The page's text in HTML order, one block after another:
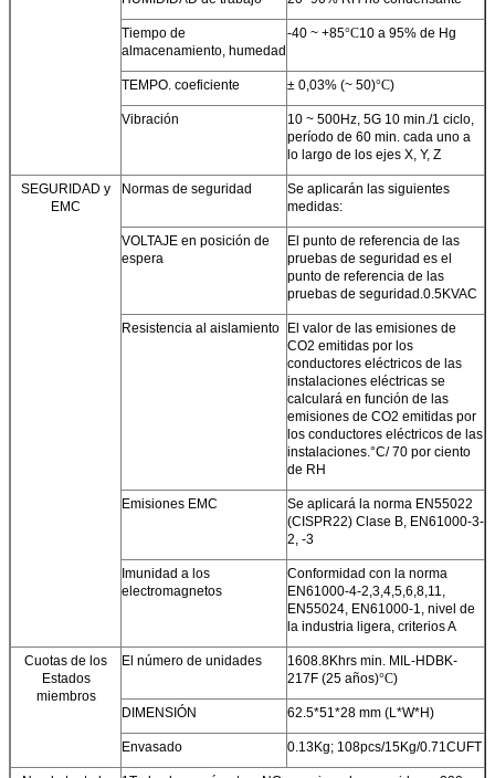
Tiempo de
almacenamiento, humedad
-40 ~ +85°C10 a 95% de Hg
TEMPO. coeficiente ± 0,03% (~ 50)°C)
Vibración
10 ~ 500Hz, 5G 10 min./1 ciclo,
período de 60 min. cada uno a
lo largo de los ejes X, Y, Z
SEGURIDAD y
EMC
Normas de seguridad
Se aplicarán las siguientes
medidas:
VOLTAJE en posición de
espera
El punto de referencia de las
pruebas de seguridad es el
punto de referencia de las
pruebas de seguridad.0.5KVAC
Resistencia al aislamiento El valor de las emisiones de
CO2 emitidas por los
conductores eléctricos de las
instalaciones eléctricas se
calculará en función de las
emisiones de CO2 emitidas por
los conductores eléctricos de las
instalaciones.°C/ 70 por ciento
de RH
Emisiones EMC
Se aplicará la norma EN55022
(CISPR22) Clase B, EN61000-3-
2, -3
Imunidad a los
electromagnetos
Conformidad con la norma
EN61000-4-2,3,4,5,6,8,11,
EN55024, EN61000-1, nivel de
la industria ligera, criterios A
Cuotas de los
Estados
miembros
El número de unidades
1608.8Khrs min. MIL-HDBK-
217F (25 años)°C)
DIMENSIÓN 62.5*51*28 mm (L*W*H)
Envasado 0.13Kg; 108pcs/15Kg/0.71CUFT